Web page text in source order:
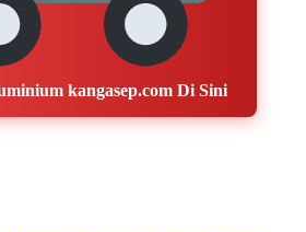
kangasep.com Di Sini